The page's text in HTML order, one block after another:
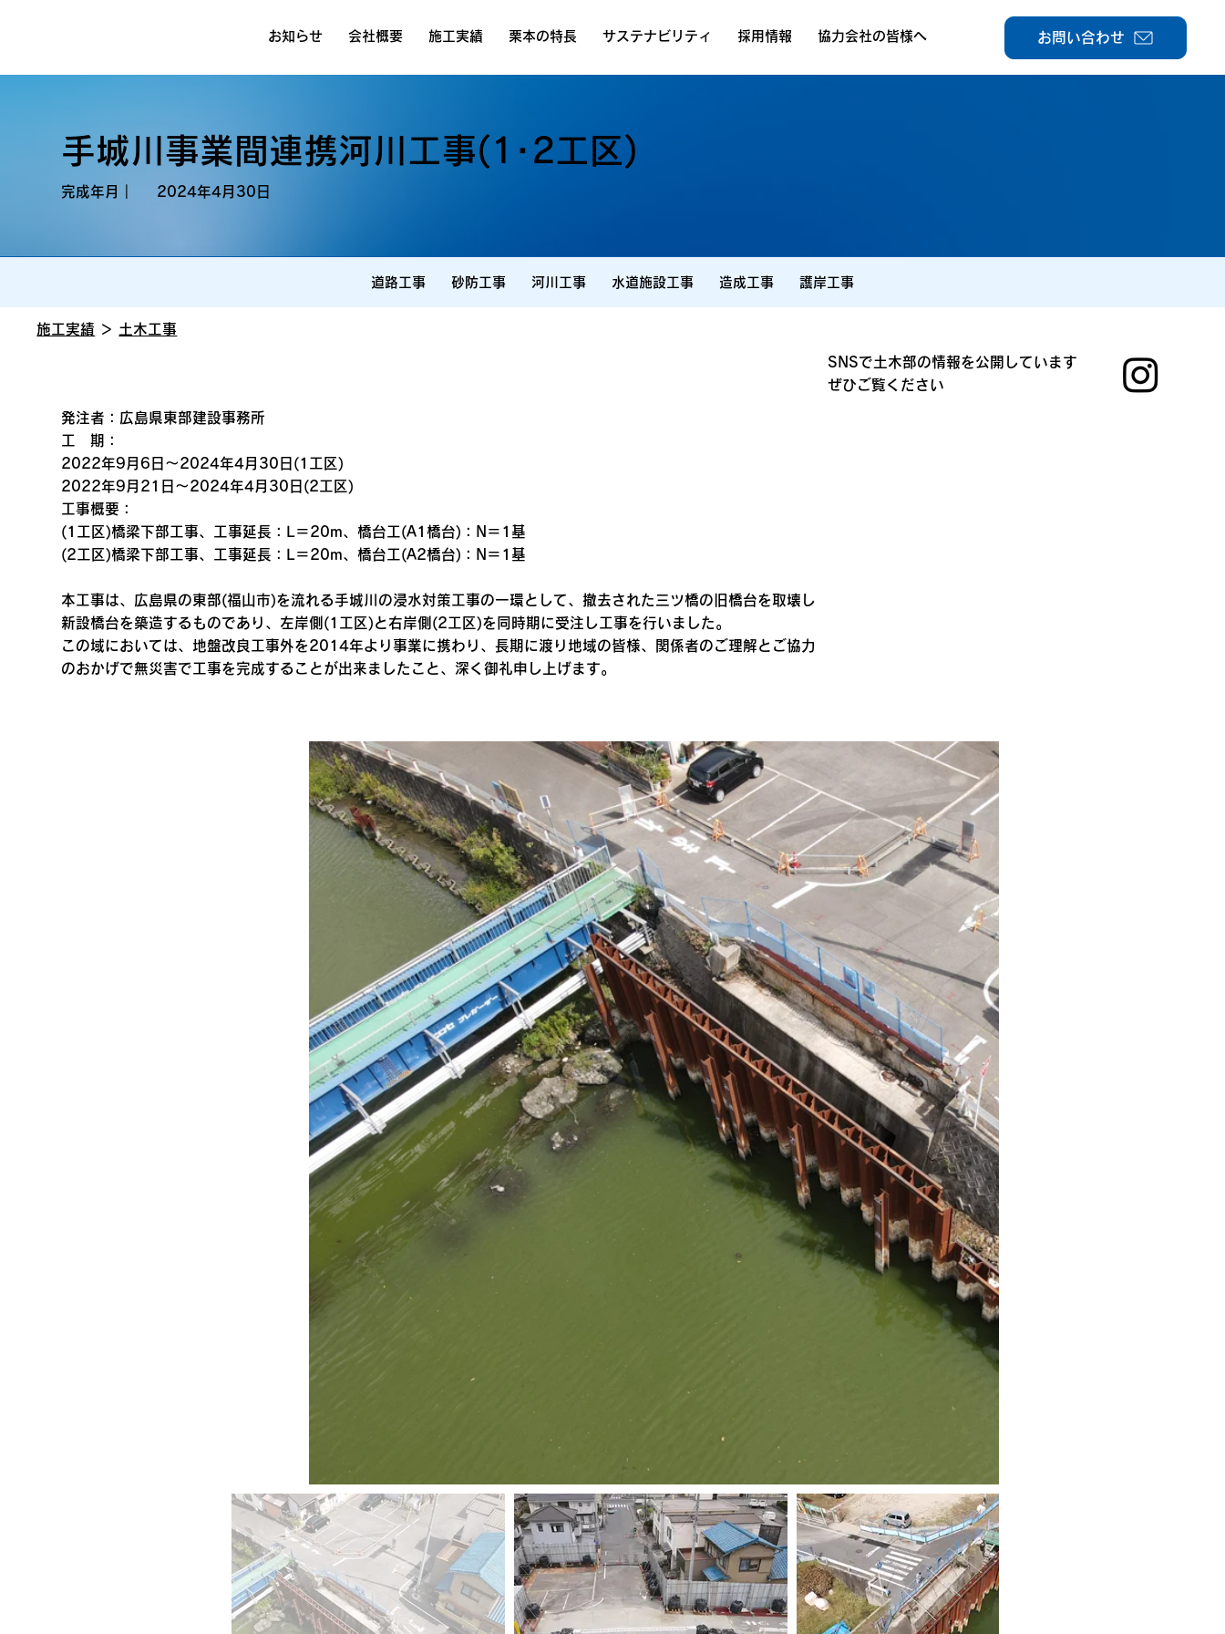
お知らせ 会社概要 施工実績 栗本の特長 サステナビリティ 採用情報 協力会社の皆様へ お問い合わせ
手城川事業間連携河川工事(1･2工区)
完成年月｜ 2024年4月30日
道路工事 砂防工事 河川工事 水道施設工事 造成工事 護岸工事
施工実績 ＞ 土木工事
SNSで土木部の情報を公開しています
ぜひご覧ください
発注者：広島県東部建設事務所
工 期：
2022年9月6日～2024年4月30日(1工区)
2022年9月21日～2024年4月30日(2工区)
工事概要：
(1工区)橋梁下部工事、工事延長：L＝20m、橋台工(A1橋台)：N＝1基
(2工区)橋梁下部工事、工事延長：L＝20m、橋台工(A2橋台)：N＝1基
本工事は、広島県の東部(福山市)を流れる手城川の浸水対策工事の一環として、撤去された三ツ橋の旧橋台を取壊し
新設橋台を築造するものであり、左岸側(1工区)と右岸側(2工区)を同時期に受注し工事を行いました。
この域においては、地盤改良工事外を2014年より事業に携わり、長期に渡り地域の皆様、関係者のご理解とご協力
のおかげで無災害で工事を完成することが出来ましたこと、深く御礼申し上げます。